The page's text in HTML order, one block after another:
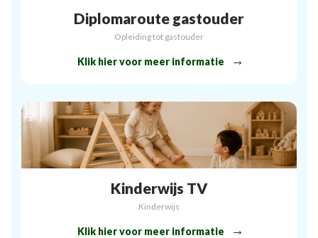
Diplomaroute gastouder
Opleiding tot gastouder
Klik hier voor meer informatie
Kinderwijs TV
Kinderwijs
Klik hier voor meer informatie